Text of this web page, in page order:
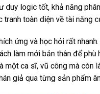
duy logic tốt, khả năng
toàn diện về tài năng
ứng và học hỏi rất
làm mới bản thân để
một ca sĩ, vũ công mà còn
giả qua từng sản phẩm